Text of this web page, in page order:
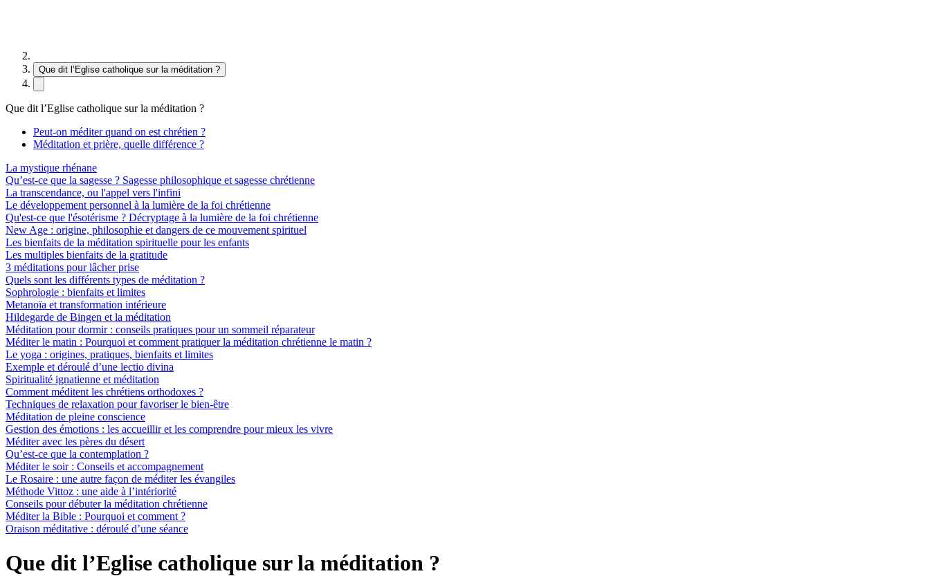
Que dit l’Eglise catholique sur la méditation ?
Que dit l’Eglise catholique sur la méditation ?
Peut-on méditer quand on est chrétien ?
Méditation et prière, quelle différence ?
La mystique rhénane
Qu’est-ce que la sagesse ? Sagesse philosophique et sagesse chrétienne
La transcendance, ou l'appel vers l'infini
Le développement personnel à la lumière de la foi chrétienne
Qu'est-ce que l'ésotérisme ? Décryptage à la lumière de la foi chrétienne
New Age : origine, philosophie et dangers de ce mouvement spirituel
Les bienfaits de la méditation spirituelle pour les enfants
Les multiples bienfaits de la gratitude
3 méditations pour lâcher prise
Quels sont les différents types de méditation ?
Sophrologie : bienfaits et limites
Metanoïa et transformation intérieure
Hildegarde de Bingen et la méditation
Méditation pour dormir : conseils pratiques pour un sommeil réparateur
Méditer le matin : Pourquoi et comment pratiquer la méditation chrétienne le matin ?
Le yoga : origines, pratiques, bienfaits et limites
Exemple et déroulé d’une lectio divina
Spiritualité ignatienne et méditation
Comment méditent les chrétiens orthodoxes ?
Techniques de relaxation pour favoriser le bien-être
Méditation de pleine conscience
Gestion des émotions : les accueillir et les comprendre pour mieux les vivre
Méditer avec les pères du désert
Qu’est-ce que la contemplation ?
Méditer le soir : Conseils et accompagnement
Le Rosaire : une autre façon de méditer les évangiles
Méthode Vittoz : une aide à l’intériorité
Conseils pour débuter la méditation chrétienne
Méditer la Bible : Pourquoi et comment ?
Oraison méditative : déroulé d’une séance
Que dit l’Eglise catholique sur la méditation ?